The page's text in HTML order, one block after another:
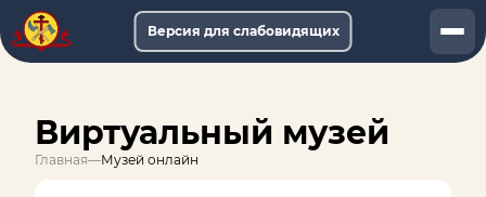
Услуги
Версия для слабовидящих
Виртуальный музей
Главная—Музей онлайн